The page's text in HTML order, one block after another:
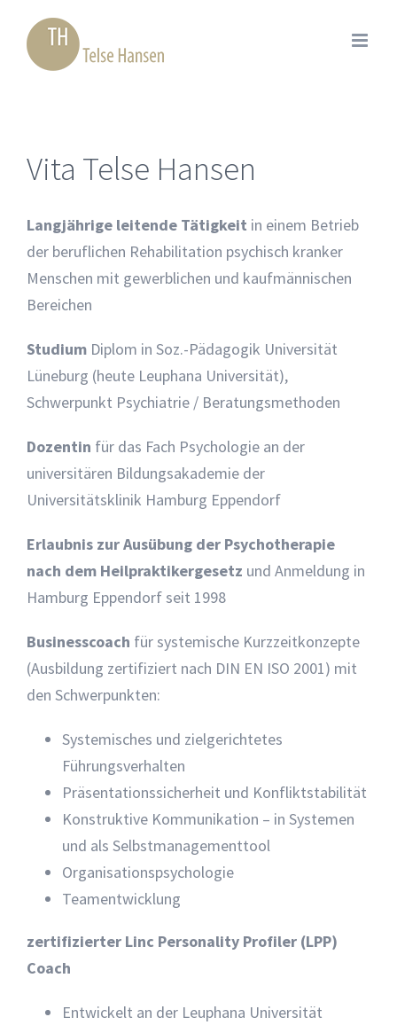
Inhalt
springen
Vita Telse Hansen
Langjährige leitende Tätigkeit in einem Betrieb
der beruflichen Rehabilitation psychisch kranker
Menschen mit gewerblichen und kaufmännischen
Bereichen
Studium Diplom in Soz.-Pädagogik Universität
Lüneburg (heute Leuphana Universität),
Schwerpunkt Psychiatrie / Beratungsmethoden
Dozentin für das Fach Psychologie an der
universitären Bildungsakademie der
Universitätsklinik Hamburg Eppendorf
Erlaubnis zur Ausübung der Psychotherapie
nach dem Heilpraktikergesetz und Anmeldung in
Hamburg Eppendorf seit 1998
Businesscoach für systemische Kurzzeitkonzepte
(Ausbildung zertifiziert nach DIN EN ISO 2001) mit
den Schwerpunkten:
Systemisches und zielgerichtetes
Führungsverhalten
Präsentationssicherheit und Konfliktstabilität
Konstruktive Kommunikation – in Systemen
und als Selbstmanagementtool
Organisationspsychologie
Teamentwicklung
zertifizierter Linc Personality Profiler (LPP)
Coach
Entwickelt an der Leuphana Universität